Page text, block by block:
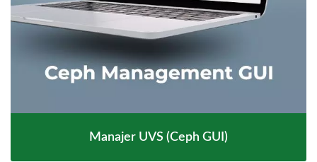
Manajer UVS (Ceph GUI)